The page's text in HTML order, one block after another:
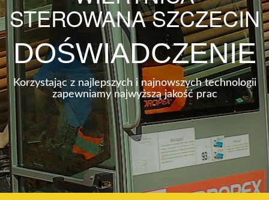
STEROWANA SZCZECIN
DOŚWIADCZENIE
Korzystając z najlepszych i najnowszych technologii
zapewniamy najwyższą jakość prac